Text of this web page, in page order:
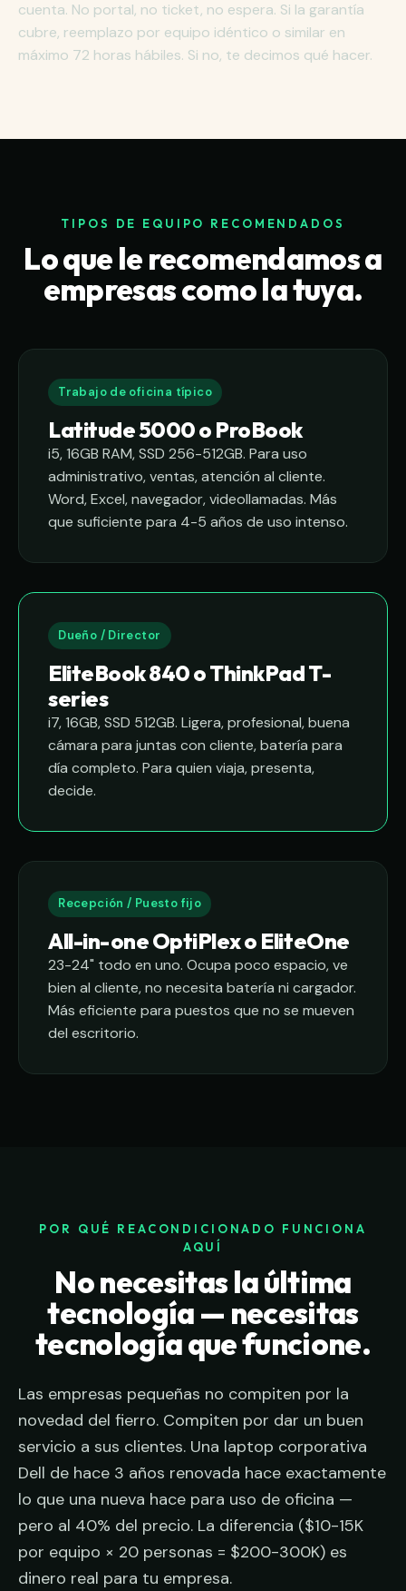
cuenta. No portal, no ticket, no espera. Si la garantía
cubre, reemplazo por equipo idéntico o similar en
máximo 72 horas hábiles. Si no, te decimos qué hacer.
TIPOS DE EQUIPO RECOMENDADOS
Lo que le recomendamos a
empresas como la tuya.
Trabajo de oficina típico
Latitude 5000 o ProBook
i5, 16GB RAM, SSD 256-512GB. Para uso
administrativo, ventas, atención al cliente.
Word, Excel, navegador, videollamadas. Más
que suficiente para 4-5 años de uso intenso.
Dueño / Director
EliteBook 840 o ThinkPad T-
series
i7, 16GB, SSD 512GB. Ligera, profesional, buena
cámara para juntas con cliente, batería para
día completo. Para quien viaja, presenta,
decide.
Recepción / Puesto fijo
All-in-one OptiPlex o EliteOne
23-24" todo en uno. Ocupa poco espacio, ve
bien al cliente, no necesita batería ni cargador.
Más eficiente para puestos que no se mueven
del escritorio.
POR QUÉ REACONDICIONADO FUNCIONA
AQUÍ
No necesitas la última
tecnología — necesitas
tecnología que funcione.
Las empresas pequeñas no compiten por la
novedad del fierro. Compiten por dar un buen
servicio a sus clientes. Una laptop corporativa
Dell de hace 3 años renovada hace exactamente
lo que una nueva hace para uso de oficina —
pero al 40% del precio. La diferencia ($10-15K
por equipo × 20 personas = $200-300K) es
dinero real para tu empresa.